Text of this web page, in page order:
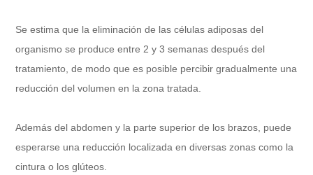
Se estima que la eliminación de las células adiposas del
organismo se produce entre 2 y 3 semanas después del
tratamiento, de modo que es posible percibir gradualmente una
reducción del volumen en la zona tratada.
Además del abdomen y la parte superior de los brazos, puede
esperarse una reducción localizada en diversas zonas como la
cintura o los glúteos.